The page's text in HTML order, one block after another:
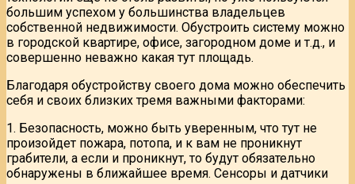
большим успехом у большинства владельцев
собственной недвижимости. Обустроить систему можно
в городской квартире, офисе, загородном доме и т.д., и
совершенно неважно какая тут площадь.
Благодаря обустройству своего дома можно обеспечить
себя и своих близких тремя важными факторами:
1. Безопасность, можно быть уверенным, что тут не
произойдет пожара, потопа, и к вам не проникнут
грабители, а если и проникнут, то будут обязательно
обнаружены в ближайшее время. Сенсоры и датчики